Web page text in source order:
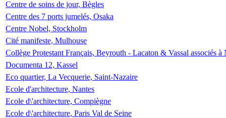
Centre de soins de jour, Bègles
Centre des 7 ports jumelés, Osaka
Centre Nobel, Stockholm
Cité manifeste, Mulhouse
Collège Protestant Français, Beyrouth - Lacaton & Vassal associés
Documenta 12, Kassel
Eco quartier, La Vecquerie, Saint-Nazaire
Ecole d'architecture, Nantes
Ecole d\'architecture, Compiègne
Ecole d\'architecture, Paris Val de Seine